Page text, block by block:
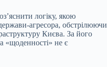
логіку, якою
агресора, обстрілюючи
Києва. За його
«щоденності» не є